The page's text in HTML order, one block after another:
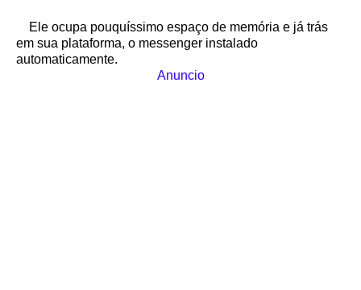
Ele ocupa pouquíssimo espaço de memória e já trás
em sua plataforma, o messenger instalado
automaticamente.
Anuncio